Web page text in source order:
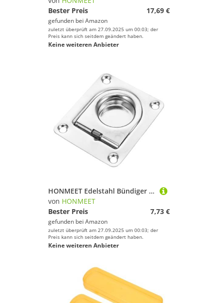
Bester Preis
17,69 €
gefunden bei Amazon
zuletzt überprüft am 27.09.2025 um 00:03; der
Preis kann sich seitdem geändert haben.
Keine weiteren Anbieter
HONMEET Edelstahl Bündiger Hebering mit Federmechanismus für Bootsluken Vielseitiger Unterputz ziehgriff für Yachtkabinen Decks Schränke Rostfrei und Langlebig Inklusive Schrauben
von HONMEET
Bester Preis
7,73 €
gefunden bei Amazon
zuletzt überprüft am 27.09.2025 um 00:03; der
Preis kann sich seitdem geändert haben.
Keine weiteren Anbieter